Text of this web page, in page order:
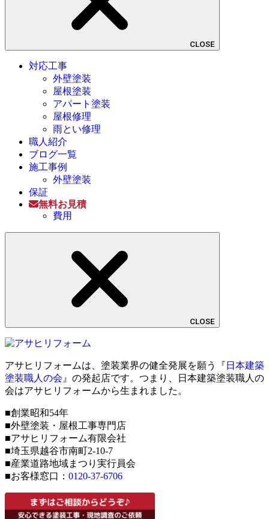
CLOSE
対応工事
外壁塗装
屋根塗装
アパート塗装
屋根修理
雨とい修理
職人紹介
ブログ一覧
施工事例
外壁塗装
保証
無料お見積
費用
CLOSE
アサヒリフォームは、塗装業界の健全発展を願う『 日本建築
塗装職人の会 』の発起店です。つまり、日本建築塗装職人の
会はアサヒリフォームから生まれました。
■創業昭和54年
■外壁塗装・屋根工事専門店
■アサヒリフォーム有限会社
■埼玉県越谷市南町2-10-7
■産業道路地域まつり実行員会
■お客様窓口： 0120-37-6706